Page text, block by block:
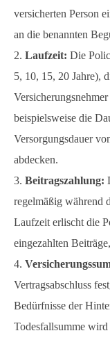
versicherten Person
an die benannten
Laufzeit: Die
5, 10, 15, 20 Jahre),
beispielsweise die
Versorgungsdauer
abdecken.
Beitragszahlung:
regelmäßig während
Laufzeit erlischt die
eingezahlten
Vertragsabschluss
Bedürfnisse der
Todesfallsumme